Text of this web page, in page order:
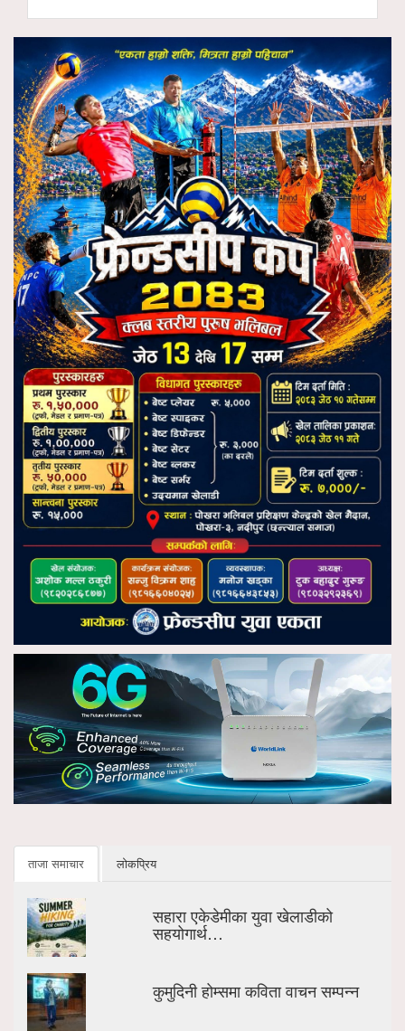
ताजा समाचार लोकप्रिय
सहारा एकेडेमीका युवा खेलाडीको
सहयोगार्थ…
कुमुदिनी होम्समा कविता वाचन सम्पन्न